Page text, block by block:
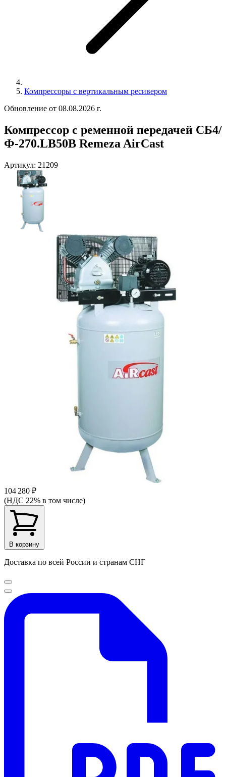
Компрессоры с вертикальным ресивером
Обновление от 08.08.2026 г.
Компрессор с ременной передачей СБ4/
Ф-270.LB50В Remeza AirCast
Артикул: 21209
104 280 ₽
(НДС 22% в том числе)
В корзину
Доставка по всей России и странам СНГ